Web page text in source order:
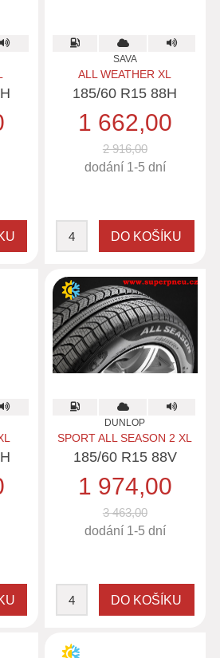
SAVA
ALL WEATHER XL
185/60 R15 88H
1 662,00
2 916,00
dodání 1-5 dní
DUNLOP
SPORT ALL SEASON 2 XL
185/60 R15 88V
1 974,00
3 463,00
dodání 1-5 dní